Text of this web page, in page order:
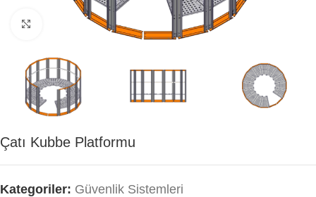
Click to enlarge
Çatı Kubbe Platformu
Kategoriler: Güvenlik Sistemleri